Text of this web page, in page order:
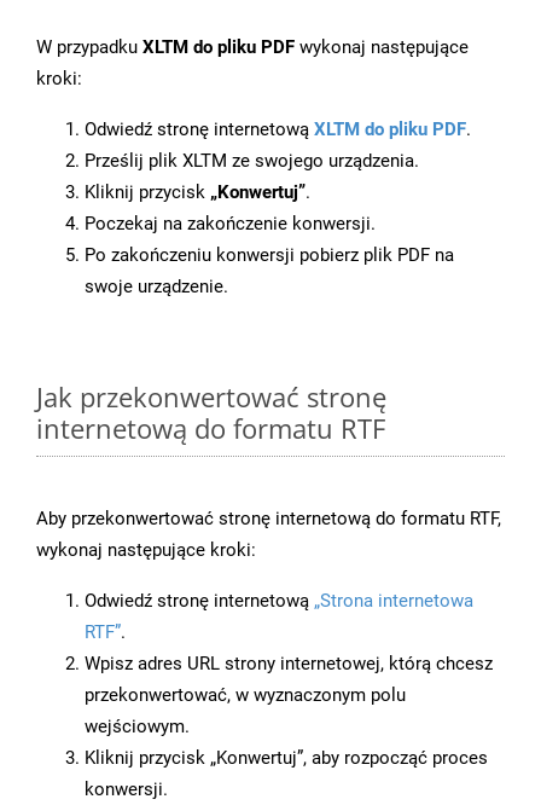
W przypadku XLTM do pliku PDF wykonaj następujące
kroki:
Odwiedź stronę internetową XLTM do pliku PDF.
Prześlij plik XLTM ze swojego urządzenia.
Kliknij przycisk „Konwertuj”.
Poczekaj na zakończenie konwersji.
Po zakończeniu konwersji pobierz plik PDF na
swoje urządzenie.
Jak przekonwertować stronę
internetową do formatu RTF
Aby przekonwertować stronę internetową do formatu RTF,
wykonaj następujące kroki:
Odwiedź stronę internetową „Strona internetowa
RTF”.
Wpisz adres URL strony internetowej, którą chcesz
przekonwertować, w wyznaczonym polu
wejściowym.
Kliknij przycisk „Konwertuj”, aby rozpocząć proces
konwersji.